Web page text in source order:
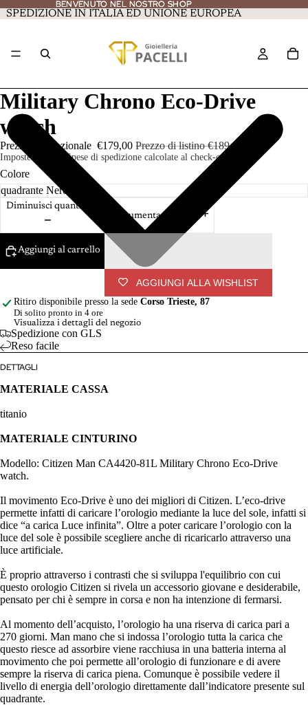
BENVENUTO NEL NOSTRO SHOP
BENVENUTO NEL NOSTRO SHOP
SPEDIZIONE IN ITALIA ED UNIONE EUROPEA
Military Chrono Eco-Drive
watch
Prezzo promozionale €179,00 Prezzo di listino€189,00
Imposte incluse. Spese di spedizione calcolate al check-out.
Colore
Diminuisci quantità
Aumenta quantità
Aggiungi al carrello
AGGIUNGI ALLA WISHLIST
Ritiro disponibile presso la sede Corso Trieste, 87
Di solito pronto in 4 ore
Visualizza i dettagli del negozio
Spedizione con GLS
Reso facile
DETTAGLI
MATERIALE CASSA
titanio
MATERIALE CINTURINO
Modello: Citizen Man CA4420-81L Military Chrono Eco-Drive
watch.
Il movimento Eco-Drive è uno dei migliori di Citizen. L’eco-drive
permette infatti di caricare l’orologio mediante la luce del sole, infatti si
dice “a carica Luce infinita”. Oltre a poter caricare l’orologio con la
luce del sole è possibile scegliere anche di ricaricarlo attraverso una
luce artificiale.
È proprio attraverso i contrasti che si sviluppa l'equilibrio con cui
questo orologio Citizen si rivela un accessorio giovane e desiderabile,
pensato per chi è sempre in corsa e non ha intenzione di fermarsi.
Al momento dell’acquisto, l’orologio ha una riserva di carica pari a
270 giorni. Man mano che si indossa l’orologio tutta la carica che
questo riesce ad assorbire viene racchiusa in una batteria interna al
movimento che poi permette all’orologio di funzionare e di avere
sempre la riserva di carica piena. Comunque è possibile vedere il
livello di energia dell’orologio direttamente dall’indicatore presente sul
quadrante.